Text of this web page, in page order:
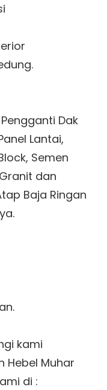
Dak
Lantai,
Semen
dan
Baja Ringan
kami
Hebel Muhar
di :